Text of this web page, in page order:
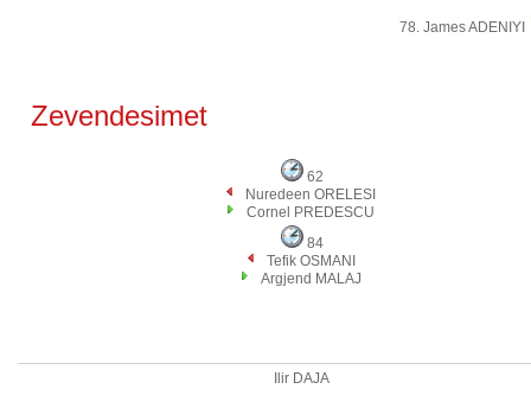
78. James ADENIYI
Zevendesimet
62
Nuredeen ORELESI
Cornel PREDESCU
84
Tefik OSMANI
Argjend MALAJ
Ilir DAJA